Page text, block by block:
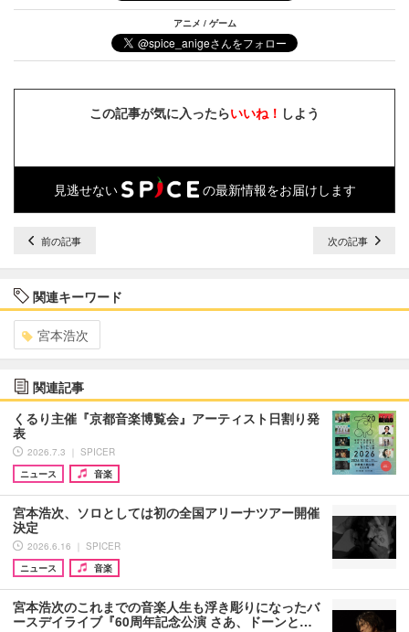
アニメ / ゲーム
この記事が気に入ったらいいね！ しよう
見逃せない の最新情報をお届けします
前の記事 次の記事
関連キーワード
宮本浩次
関連記事
くるり主催『京都音楽博覧会』アーティスト日割り発
表
2026.7.3 ｜ SPICER
ニュース
音楽
宮本浩次、ソロとしては初の全国アリーナツアー開催
決定
2026.6.16 ｜ SPICER
ニュース
音楽
宮本浩次のこれまでの音楽人生も浮き彫りになったバ
ースデイライブ『60周年記念公演 さあ、ドーンと…